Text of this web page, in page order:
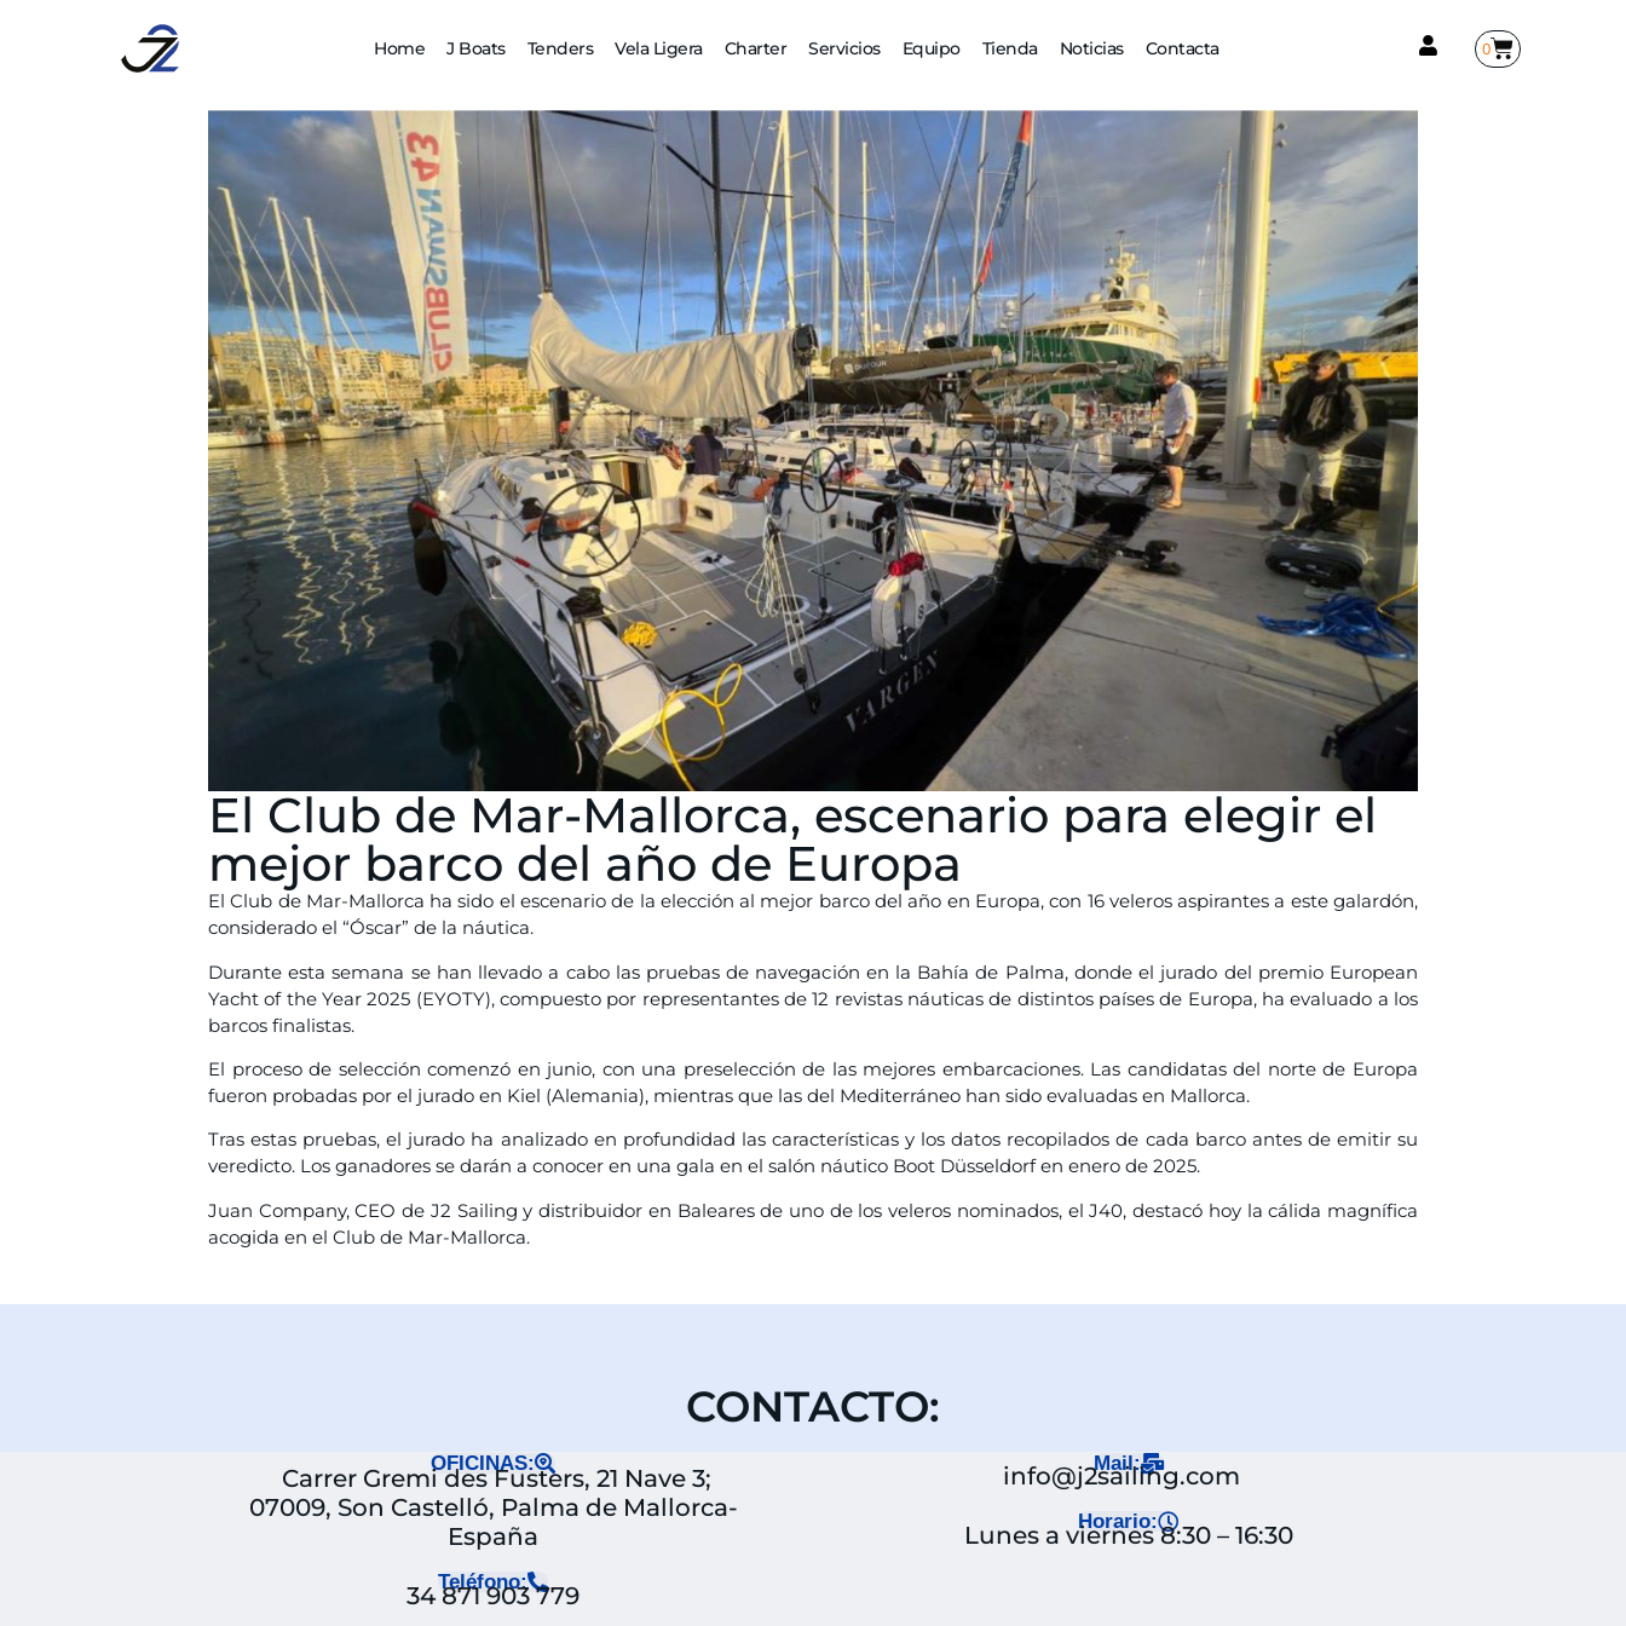
Home J Boats Tenders Vela Ligera Charter Servicios Equipo Tienda Noticias Contacta 0
El Club de Mar-Mallorca, escenario para elegir el
mejor barco del año de Europa
El Club de Mar-Mallorca ha sido el escenario de la elección al mejor barco del año en Europa, con 16 veleros aspirantes a este galardón,
considerado el “Óscar” de la náutica.
Durante esta semana se han llevado a cabo las pruebas de navegación en la Bahía de Palma, donde el jurado del premio European
Yacht of the Year 2025 (EYOTY), compuesto por representantes de 12 revistas náuticas de distintos países de Europa, ha evaluado a los
barcos finalistas.
El proceso de selección comenzó en junio, con una preselección de las mejores embarcaciones. Las candidatas del norte de Europa
fueron probadas por el jurado en Kiel (Alemania), mientras que las del Mediterráneo han sido evaluadas en Mallorca.
Tras estas pruebas, el jurado ha analizado en profundidad las características y los datos recopilados de cada barco antes de emitir su
veredicto. Los ganadores se darán a conocer en una gala en el salón náutico Boot Düsseldorf en enero de 2025.
Juan Company, CEO de J2 Sailing y distribuidor en Baleares de uno de los veleros nominados, el J40, destacó hoy la cálida magnífica
acogida en el Club de Mar-Mallorca.
CONTACTO:
OFICINAS:
Carrer Gremi des Fusters, 21 Nave 3;
07009, Son Castelló, Palma de Mallorca-
España
Teléfono:
34 871 903 779
Mail:
info@j2sailing.com
Horario:
Lunes a viernes 8:30 – 16:30